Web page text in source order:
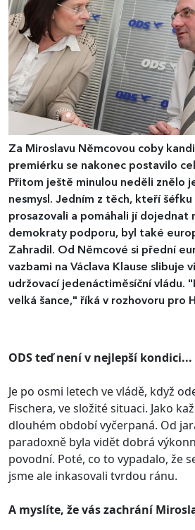
Za Miroslavu Němcovou coby
premiérku se nakonec postavilo
Přitom ještě minulou neděli znělo
nesmysl. Jedním z těch, kteří šéfku
prosazovali a pomáhali jí dojednat
demokraty podporu, byl také
Zahradil. Od Němcové si přední
vazbami na Václava Klause slibuje
udržovací jedenáctiměsíční vládu.
velká šance," říká v rozhovoru pro
ODS teď není v nejlepší kondici...
Je po osmi letech ve vládě, když
Fischera, ve složité situaci. Jako
dlouhém období vyčerpaná. Od
paradoxně byla vidět dobrá
povodní. Poté, co to vypadalo, že
jsme ale inkasovali tvrdou ránu.
A myslíte, že vás zachrání